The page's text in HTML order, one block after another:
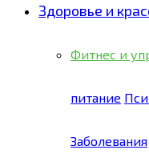
Здоровье и
Фитнес и
питание
Заболевания